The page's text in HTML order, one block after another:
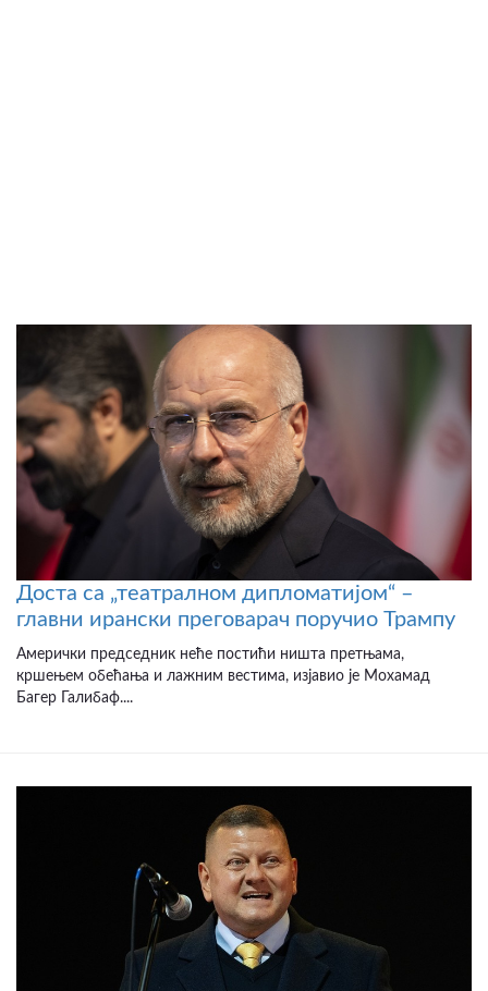
Доста са „театралном дипломатијом“ –
главни ирански преговарач поручио Трампу
Амерички председник неће постићи ништа претњама,
кршењем обећања и лажним вестима, изјавио је Мохамад
Багер Галибаф....